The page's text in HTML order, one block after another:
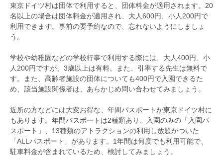
東京ドイツ村は団体で利用すると、団体料金が適用されます。20
名以上の場合は団体料金が適用され、大人600円、小人200円で
利用できます。事前の要予約なので、忘れないようにしましょ
う。
学校や幼稚園などの学校行事で利用する際には、大人400円、小
人200円ですが、3歳以上は有料。また、引率する先生は無料で
す。また、高齢者施設の団体についても400円で入園できるた
め、該当施設関係者は、あらかじめ問い合わせてみましょう。
近所の方などには大変お得な、年間パスポートが東京ドイツ村に
もあります。年間パスポートは2種類あり、入園のみの「入園パ
スポート」、13種類のアトラクションの利用し放題がついた
「ALLパスポート」があります。1年間は何度でも利用可能で、
駐車料金が含まれているため、検討してみましょう。